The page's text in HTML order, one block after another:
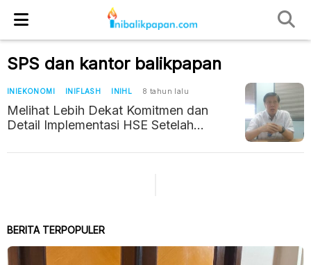
SPS dan kantor balikpapan
INIEKONOMI INIFLASH INIHL 8 tahun lalu
Melihat Lebih Dekat Komitmen dan
Detail Implementasi HSE Setelah
BERITA TERPOPULER